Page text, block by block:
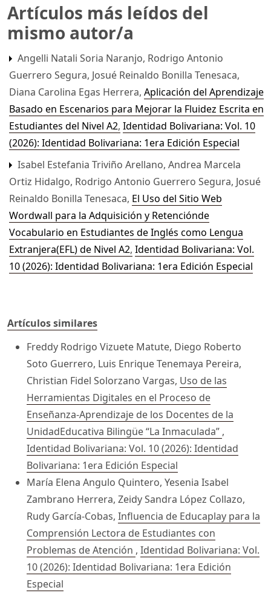
Artículos más leídos del
mismo autor/a
Angelli Natali Soria Naranjo, Rodrigo Antonio
Guerrero Segura, Josué Reinaldo Bonilla Tenesaca,
Diana Carolina Egas Herrera, Aplicación del Aprendizaje
Basado en Escenarios para Mejorar la Fluidez Escrita en
Estudiantes del Nivel A2, Identidad Bolivariana: Vol. 10
(2026): Identidad Bolivariana: 1era Edición Especial
Isabel Estefania Triviño Arellano, Andrea Marcela
Ortiz Hidalgo, Rodrigo Antonio Guerrero Segura, Josué
Reinaldo Bonilla Tenesaca, El Uso del Sitio Web
Wordwall para la Adquisición y Retenciónde
Vocabulario en Estudiantes de Inglés como Lengua
Extranjera(EFL) de Nivel A2, Identidad Bolivariana: Vol.
10 (2026): Identidad Bolivariana: 1era Edición Especial
Artículos similares
Freddy Rodrigo Vizuete Matute, Diego Roberto
Soto Guerrero, Luis Enrique Tenemaya Pereira,
Christian Fidel Solorzano Vargas, Uso de las
Herramientas Digitales en el Proceso de
Enseñanza-Aprendizaje de los Docentes de la
UnidadEducativa Bilingüe “La Inmaculada” ,
Identidad Bolivariana: Vol. 10 (2026): Identidad
Bolivariana: 1era Edición Especial
María Elena Angulo Quintero, Yesenia Isabel
Zambrano Herrera, Zeidy Sandra López Collazo,
Rudy García-Cobas, Influencia de Educaplay para la
Comprensión Lectora de Estudiantes con
Problemas de Atención , Identidad Bolivariana: Vol.
10 (2026): Identidad Bolivariana: 1era Edición
Especial